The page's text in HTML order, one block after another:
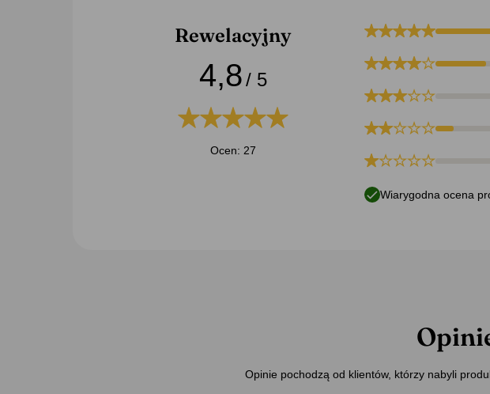
Rewelacyjny
4,8/ 5
Ocen: 27
Wiarygodna ocena
Opinie pochodzą od klientów, którzy nabyli